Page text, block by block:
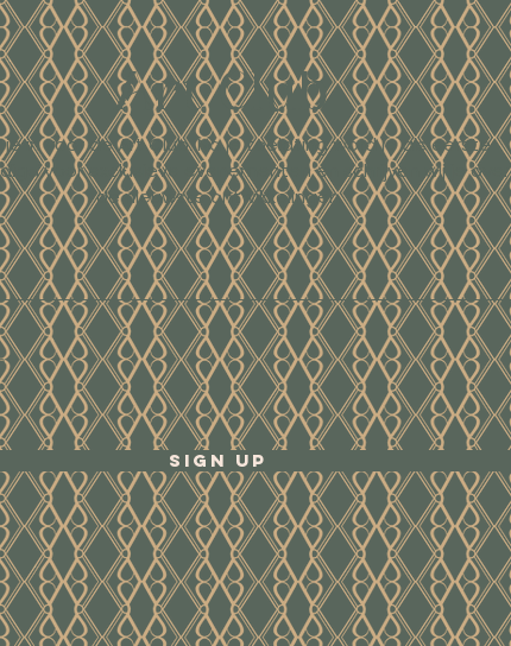
Art Club
je in voor de Art Club. Na je toelating word je als eerste
voor exclusieve evenementen en schrijven wij je over
de nieuwste ontwikkelingen.
Sign Up